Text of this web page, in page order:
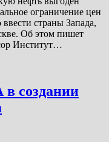
ограничение цен
страны Запада,
Об этом пишет
Институт…
создании